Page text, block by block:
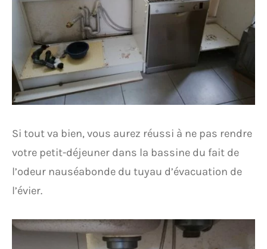
Si tout va bien, vous aurez réussi à ne pas rendre
votre petit-déjeuner dans la bassine du fait de
l’odeur nauséabonde du tuyau d’évacuation de
l’évier.